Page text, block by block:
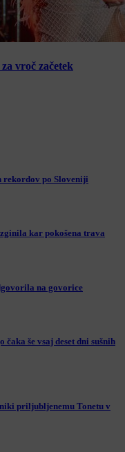
vroč začetek
rekordov po Sloveniji
kar pokošena trava
na govorice
še vsaj deset dni sušnih
priljubljenemu Tonetu v